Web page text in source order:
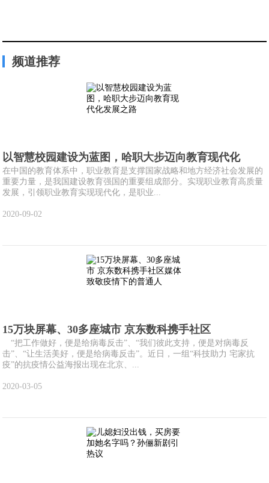
频道推荐
以智慧校园建设为蓝图，哈职大步迈向教育现代化
在中国的教育体系中，职业教育是支撑国家战略和地方经济社会发展的
重要力量，是我国建设教育强国的重要组成部分。实现职业教育高质量
发展，引领职业教育实现现代化，是职业...
2020-09-02
15万块屏幕、30多座城市 京东数科携手社区
“把工作做好，便是给病毒反击”、“我们彼此支持，便是对病毒反
击”、“让生活美好，便是给病毒反击”。近日，一组“科技助力 宅家抗
疫”的抗疫情公益海报出现在北京、...
2020-03-05